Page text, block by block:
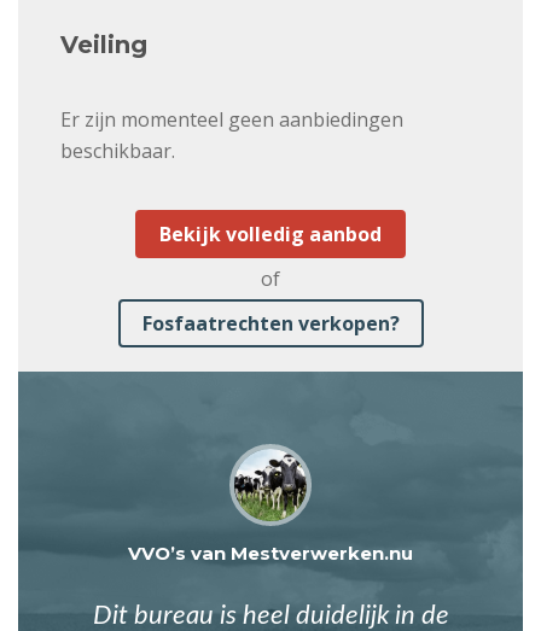
Veiling
Er zijn momenteel geen aanbiedingen
beschikbaar.
Bekijk volledig aanbod
of
Fosfaatrechten verkopen?
VVO’s van Mestverwerken.nu
Dit bureau is heel duidelijk in de